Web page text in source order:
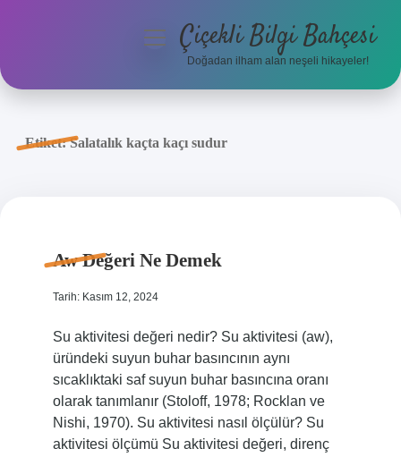
Anasayfa
menüyüÇiçekli Bilgi Bahçesi
Doğadan ilham alan neşeli hikayeler!
Etiket:Salatalık kaçta kaçı sudur
Aw Değeri Ne Demek
Tarih: Kasım 12, 2024
Su aktivitesi değeri nedir? Su aktivitesi (aw),
üründeki suyun buhar basıncının aynı
sıcaklıktaki saf suyun buhar basıncına oranı
olarak tanımlanır (Stoloff, 1978; Rocklan ve
Nishi, 1970). Su aktivitesi nasıl ölçülür? Su
aktivitesi ölçümü Su aktivitesi değeri, direnç